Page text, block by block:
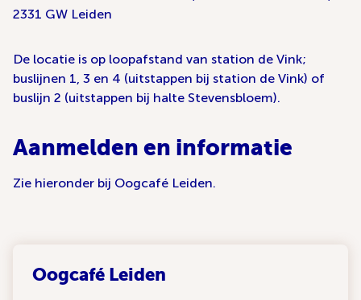
2331 GW Leiden
De locatie is op loopafstand van station de Vink;
buslijnen 1, 3 en 4 (uitstappen bij station de Vink) of
buslijn 2 (uitstappen bij halte Stevensbloem).
Aanmelden en informatie
Zie hieronder bij Oogcafé Leiden.
Oogcafé Leiden